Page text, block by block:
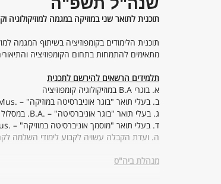
תוכנית לתואר שני במוזיקה במגמה למוזיקולוגיה
תוכנית הלימודים בקומפוזיציה בשיתוף המגמה
מתאימים להתמחות בתחום הקומפוזיציה
תלמידים הרשאים להירשם לתכנית
א. בוגרי B.A במוזיקולוגיה קומפוזיציה
ב. בעלי תואר "בוגר אוניברסיטה במוזיקה" – .B.Mus.*
ג. בעלי תואר "בוגר אוניברסיטה" – .B.A. במסלול עיוני ובמסלול המעשי (דו מגמתי) בביה"ס למוזיקה.*
ד. בעלי תואר "מוסמך אוניברסיטה במוזיקה" – .M.Mus.*
ה. ועדת הקבלה עשויה לקבוע לימודי השלמה
מנהלת ביה"ס